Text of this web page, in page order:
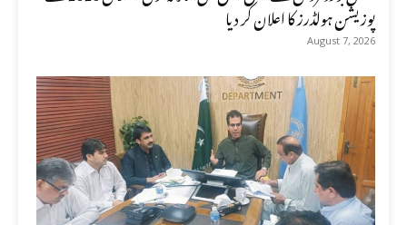
پوزیشن ہولڈرز کا اعلان کر دیا
August 7, 2026